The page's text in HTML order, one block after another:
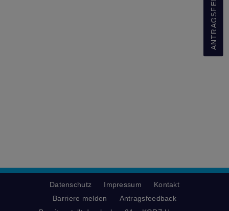
Datenschutz Impressum
Kontakt
Barriere melden
Antragsfeedback